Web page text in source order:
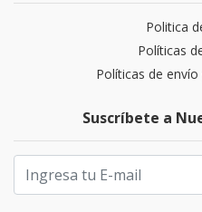
Politica
Políticas
Políticas de
Suscríbete a